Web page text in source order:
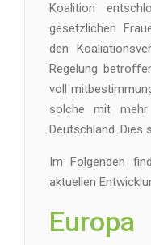
Koalition
gesetzlichen
den
Regelung
voll
solche mit
Deutschland. Dies
Im Folgenden
aktuellen
Europa